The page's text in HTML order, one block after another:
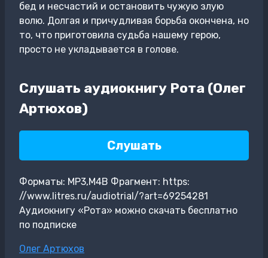
бед и несчастий и остановить чужую злую
волю. Долгая и причудливая борьба окончена, но
то, что приготовила судьба нашему герою,
просто не укладывается в голове.
Слушать аудиокнигу Рота (Олег
Артюхов)
Слушать
Форматы: MP3,M4B Фрагмент: https:
//www.litres.ru/audiotrial/?art=69254281
Аудиокнигу «Рота» можно скачать бесплатно
по подписке
Метки
Олег Артюхов